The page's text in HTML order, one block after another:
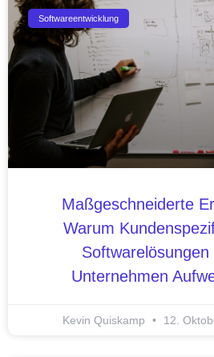
Softwareentwicklung
Maßgeschneiderte
Warum
Softwarelösungen
Unternehmen
Kevin Quiskamp 12.